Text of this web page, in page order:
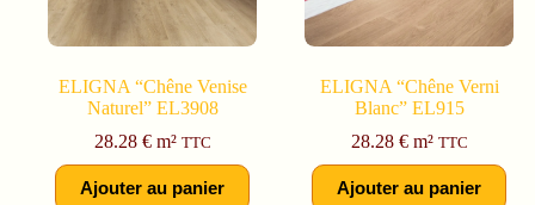
ELIGNA “Chêne Venise
Naturel” EL3908
28.28 €m² TTC
Ajouter au panier
ELIGNA “Chêne Verni
Blanc” EL915
28.28 €m² TTC
Ajouter au panier